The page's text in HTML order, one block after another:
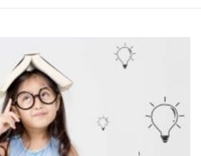
PROFIL ALUMNI
SEKOLAH